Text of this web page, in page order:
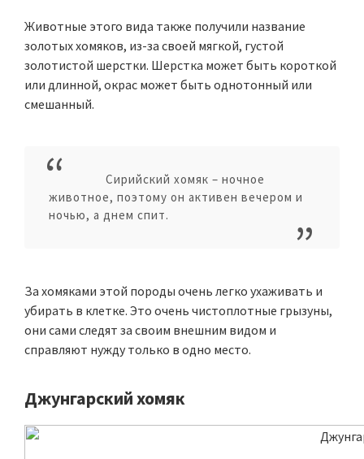
Животные этого вида также получили название
золотых хомяков, из-за своей мягкой, густой
золотистой шерстки. Шерстка может быть короткой
или длинной, окрас может быть однотонный или
смешанный.
Сирийский хомяк – ночное
животное, поэтому он активен вечером и
ночью, а днем спит.
За хомяками этой породы очень легко ухаживать и
убирать в клетке. Это очень чистоплотные грызуны,
они сами следят за своим внешним видом и
справляют нужду только в одно место.
Джунгарский хомяк